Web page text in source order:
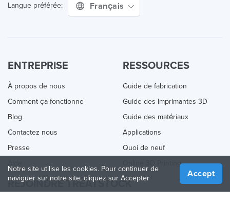
Langue préférée: Français
ENTREPRISE
À propos de nous
Comment ça fonctionne
Blog
Contactez nous
Presse
RESSOURCES
Guide de fabrication
Guide des Imprimantes 3D
Guide des matériaux
Applications
Quoi de neuf
Online 3D Printing
REJOINDRE TREATSTOCK
Notre site utilise les cookies. Pour continuer de
naviguer sur notre site, cliquez sur Accepter
Accept